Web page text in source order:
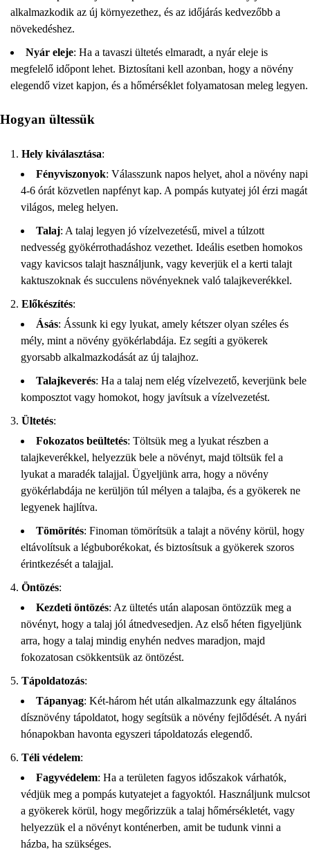
alkalmazkodik az új környezethez, és az időjárás kedvezőbb a
növekedéshez.
Nyár eleje: Ha a tavaszi ültetés elmaradt, a nyár eleje is
megfelelő időpont lehet. Biztosítani kell azonban, hogy a növény
elegendő vizet kapjon, és a hőmérséklet folyamatosan meleg legyen.
Hogyan ültessük
Hely kiválasztása:
Fényviszonyok: Válasszunk napos helyet, ahol a növény napi
4-6 órát közvetlen napfényt kap. A pompás kutyatej jól érzi magát
világos, meleg helyen.
Talaj: A talaj legyen jó vízelvezetésű, mivel a túlzott
nedvesség gyökérrothadáshoz vezethet. Ideális esetben homokos
vagy kavicsos talajt használjunk, vagy keverjük el a kerti talajt
kaktuszoknak és succulens növényeknek való talajkeverékkel.
Előkészítés:
Ásás: Ássunk ki egy lyukat, amely kétszer olyan széles és
mély, mint a növény gyökérlabdája. Ez segíti a gyökerek
gyorsabb alkalmazkodását az új talajhoz.
Talajkeverés: Ha a talaj nem elég vízelvezető, keverjünk bele
komposztot vagy homokot, hogy javítsuk a vízelvezetést.
Ültetés:
Fokozatos beültetés: Töltsük meg a lyukat részben a
talajkeverékkel, helyezzük bele a növényt, majd töltsük fel a
lyukat a maradék talajjal. Ügyeljünk arra, hogy a növény
gyökérlabdája ne kerüljön túl mélyen a talajba, és a gyökerek ne
legyenek hajlítva.
Tömörítés: Finoman tömörítsük a talajt a növény körül, hogy
eltávolítsuk a légbuborékokat, és biztosítsuk a gyökerek szoros
érintkezését a talajjal.
Öntözés:
Kezdeti öntözés: Az ültetés után alaposan öntözzük meg a
növényt, hogy a talaj jól átnedvesedjen. Az első héten figyeljünk
arra, hogy a talaj mindig enyhén nedves maradjon, majd
fokozatosan csökkentsük az öntözést.
Tápoldatozás:
Tápanyag: Két-három hét után alkalmazzunk egy általános
dísznövény tápoldatot, hogy segítsük a növény fejlődését. A nyári
hónapokban havonta egyszeri tápoldatozás elegendő.
Téli védelem:
Fagyvédelem: Ha a területen fagyos időszakok várhatók,
védjük meg a pompás kutyatejet a fagyoktól. Használjunk mulcsot
a gyökerek körül, hogy megőrizzük a talaj hőmérsékletét, vagy
helyezzük el a növényt konténerben, amit be tudunk vinni a
házba, ha szükséges.